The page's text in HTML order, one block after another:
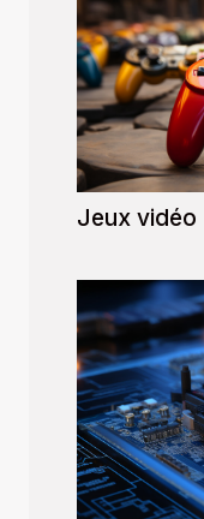
Jeux vidéo